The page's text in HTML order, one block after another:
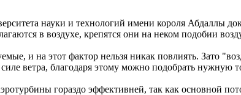
науки и технологий имени короля Абдаллы
в воздухе, крепятся они на неком подобии
и на этот фактор нельзя никак повлиять. Зато
ветра, благодаря этому можно подобрать нужную
гораздо эффективней, так как основной